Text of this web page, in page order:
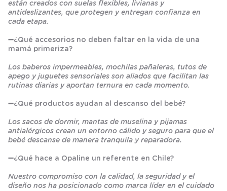
están creados con suelas flexibles, livianas y
antideslizantes, que protegen y entregan confianza en
cada etapa.
➖¿Qué accesorios no deben faltar en la vida de una
mamá primeriza?
Los baberos impermeables, mochilas pañaleras, tutos de
apego y juguetes sensoriales son aliados que facilitan las
rutinas diarias y aportan ternura en cada momento.
➖¿Qué productos ayudan al descanso del bebé?
Los sacos de dormir, mantas de muselina y pijamas
antialérgicos crean un entorno cálido y seguro para que el
bebé descanse de manera tranquila y reparadora.
➖¿Qué hace a Opaline un referente en Chile?
Nuestro compromiso con la calidad, la seguridad y el
diseño nos ha posicionado como marca líder en el cuidado